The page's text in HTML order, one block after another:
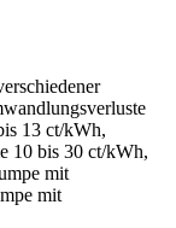
13 ct/kWh,
10 bis 30 ct/kWh,
mit
mit